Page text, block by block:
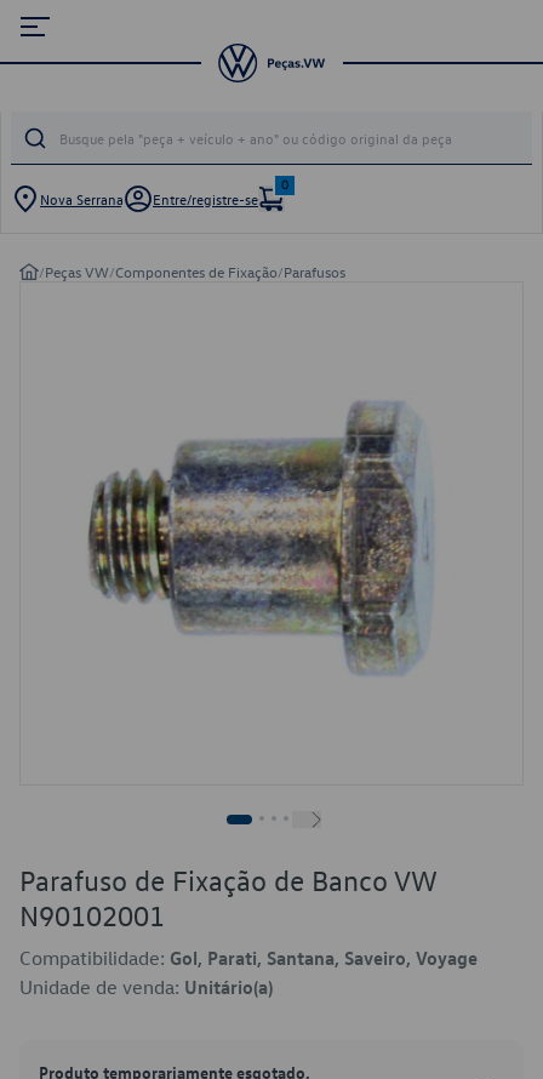
Nova Serrana Entre/registre-se
0
/Peças VW/Componentes de Fixação/Parafusos
Parafuso de Fixação de Banco VW
N90102001
Compatibilidade: Gol, Parati, Santana, Saveiro, Voyage
Unidade de venda: Unitário(a)
Produto temporariamente esgotado.